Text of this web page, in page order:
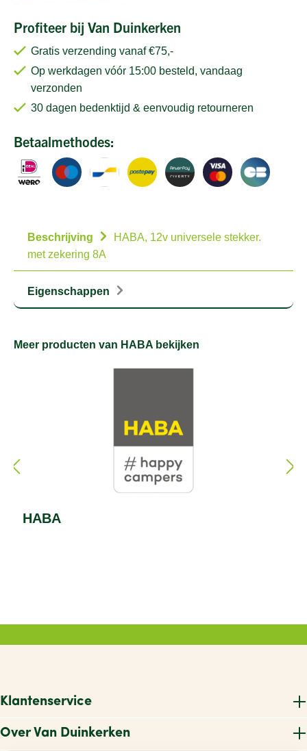
Profiteer bij Van Duinkerken
Gratis verzending vanaf €75,-
Op werkdagen vóór 15:00 besteld, vandaag
verzonden
30 dagen bedenktijd & eenvoudig retourneren
Betaalmethodes:
Beschrijving
HABA, 12v universele stekker.
met zekering 8A
Eigenschappen
Meer producten van HABA bekijken
HABA
Klantenservice
Over Van Duinkerken